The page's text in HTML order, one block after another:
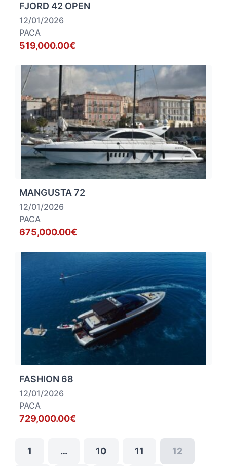
FJORD 42 OPEN
12/01/2026
PACA
519,000.00€
MANGUSTA 72
12/01/2026
PACA
675,000.00€
FASHION 68
12/01/2026
PACA
729,000.00€
1 … 10 11 12